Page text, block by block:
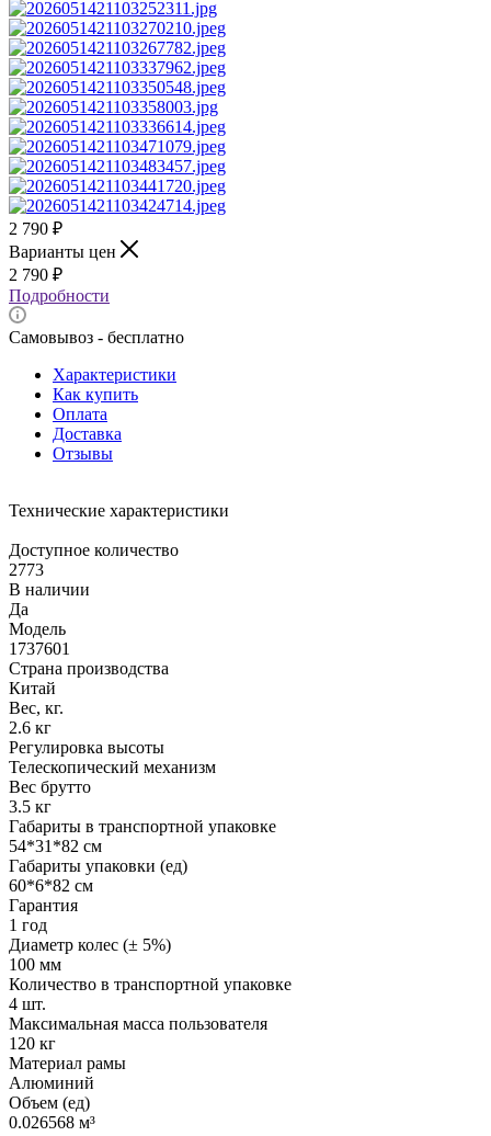
2 790 ₽
Варианты цен
2 790 ₽
Подробности
Самовывоз - бесплатно
Характеристики
Как купить
Оплата
Доставка
Отзывы
Технические характеристики
Доступное количество
2773
В наличии
Да
Модель
1737601
Страна производства
Китай
Вес, кг.
2.6 кг
Регулировка высоты
Телескопический механизм
Вес брутто
3.5 кг
Габариты в транспортной упаковке
54*31*82 см
Габариты упаковки (ед)
60*6*82 см
Гарантия
1 год
Диаметр колес (± 5%)
100 мм
Количество в транспортной упаковке
4 шт.
Максимальная масса пользователя
120 кг
Материал рамы
Алюминий
Объем (ед)
0.026568 м³